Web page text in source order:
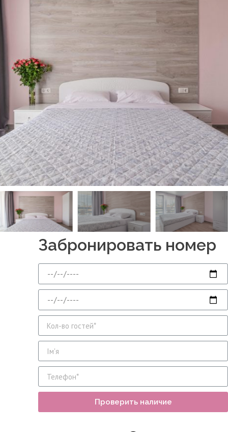
Забронировать номер
Проверить наличие